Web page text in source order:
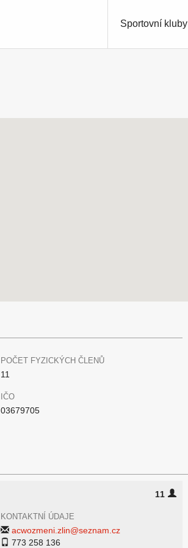
Sportovní kluby
POČET FYZICKÝCH ČLENŮ
11
IČO
03679705
11
KONTAKTNÍ ÚDAJE
acwozmeni.zlin@seznam.cz
773 258 136